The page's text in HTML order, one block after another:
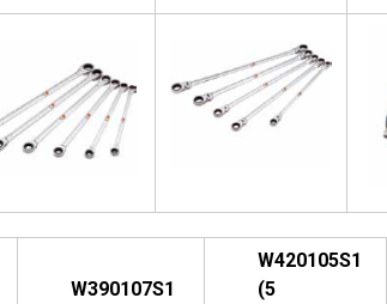
W390107S1
W420105S1
(5